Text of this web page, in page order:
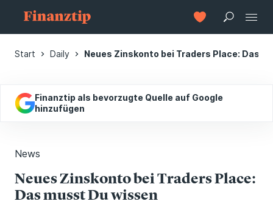
Start Daily Neues Zinskonto bei Traders Place: Das
Finanztip als bevorzugte Quelle auf Google
hinzufügen
News
Neues Zinskonto bei Traders Place:
Das musst Du wissen